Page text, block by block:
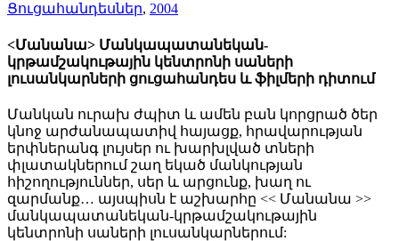
Ցուցահանդեսներ, 2004
<Մանանա> Մանկապատանեկան-
կրթամշակութային կենտրոնի սաների
լուսանկարների ցուցահանդես և ֆիլմերի դիտում
Մանկան ուրախ ժպիտ և ամեն բան կորցրած ծեր
կնոջ արժանապատիվ հայացք, հրավարության
երփներանգ լույսեր ու խարխլված տների
փլատակներում շաղ եկած մանկության
հիշողություններ, սեր և արցունք, խաղ ու
զարմանք… այսպիսն է աշխարհը << Մանանա >>
մանկապատանեկան-կրթամշակութային
կենտրոնի սաների լուսանկարներում: